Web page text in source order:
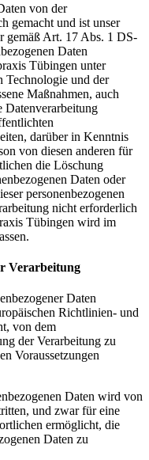
von der
gemacht und ist unser
gemäß Art. 17 Abs. 1 DS-
Daten
Tübingen unter
Technologie und der
Maßnahmen, auch
Datenverarbeitung
darüber in Kenntnis
von diesen anderen für
die Löschung
Daten oder
personenbezogenen
nicht erforderlich
Tübingen wird im
Verarbeitung
Daten
Richtlinien- und
von dem
der Verarbeitung zu
Voraussetzungen
Daten wird von
und zwar für eine
ermöglicht, die
Daten zu